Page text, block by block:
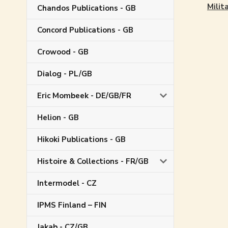
Chandos Publications - GB
Concord Publications - GB
Crowood - GB
Dialog - PL/GB
Eric Mombeek - DE/GB/FR
Helion - GB
Hikoki Publications - GB
Histoire & Collections - FR/GB
Intermodel - CZ
IPMS Finland – FIN